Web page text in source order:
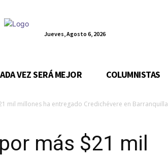
Jueves, Agosto 6, 2026
VEZ SERÁ MEJOR COLUMNISTAS
mil millones ha entregado Credichévere en Barranquilla
más $21 mil